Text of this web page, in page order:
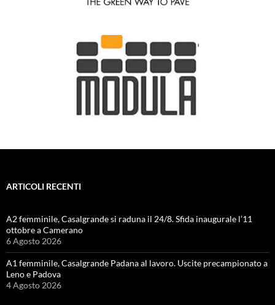
ARTICOLI RECENTI
A2 femminile, Casalgrande si raduna il 24/8. Sfida inaugurale l’11
ottobre a Camerano
6 Agosto 2026
A1 femminile, Casalgrande Padana al lavoro. Uscite precampionato a
Leno e Padova
4 Agosto 2026